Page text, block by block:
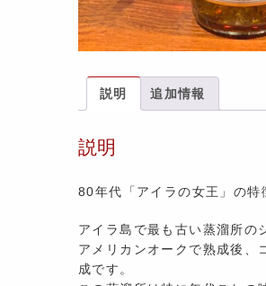
説明 追加情報
説明
80年代「アイラの女王」の特
アイラ島で最も古い蒸溜所の
アメリカンオークで熟成後、
成です。